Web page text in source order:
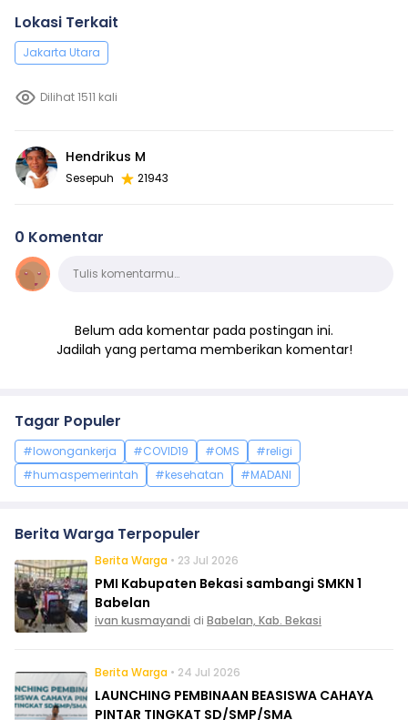
Lokasi Terkait
Jakarta Utara
Dilihat 1511 kali
Hendrikus M
Sesepuh 21943
0 Komentar
KomentarTulis komentarmu…
Belum ada komentar pada postingan ini.
Jadilah yang pertama memberikan komentar!
Tagar Populer
#lowongankerja #COVID19 #OMS
#religi
#humaspemerintah
#kesehatan #MADANI
Berita Warga Terpopuler
Berita Warga • 23 Jul 2026
PMI Kabupaten Bekasi sambangi SMKN 1
Babelan
ivan kusmayandi di Babelan, Kab. Bekasi
Berita Warga • 24 Jul 2026
LAUNCHING PEMBINAAN BEASISWA CAHAYA
PINTAR TINGKAT SD/SMP/SMA